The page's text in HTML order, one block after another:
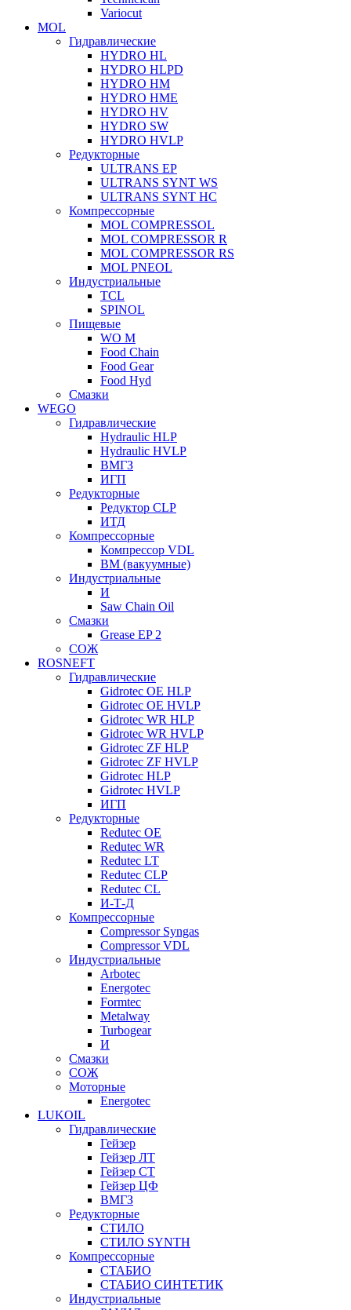
Variocut
MOL
Гидравлические
HYDRO HL
HYDRO HLPD
HYDRO HM
HYDRO HME
HYDRO HV
HYDRO SW
HYDRO HVLP
Редукторные
ULTRANS EP
ULTRANS SYNT WS
ULTRANS SYNT HC
Компрессорные
MOL COMPRESSOL
MOL COMPRESSOR R
MOL COMPRESSOR RS
MOL PNEOL
Индустриальные
TCL
SPINOL
Пищевые
WO M
Food Chain
Food Gear
Food Hyd
Смазки
WEGO
Гидравлические
Hydraulic HLP
Hydraulic HVLP
ВМГЗ
ИГП
Редукторные
Редуктор CLP
ИТД
Компрессорные
Компрессор VDL
ВМ (вакуумные)
Индустриальные
И
Saw Chain Oil
Смазки
Grease EP 2
СОЖ
ROSNEFT
Гидравлические
Gidrotec OE HLP
Gidrotec OE HVLP
Gidrotec WR HLP
Gidrotec WR HVLP
Gidrotec ZF HLP
Gidrotec ZF HVLP
Gidrotec HLP
Gidrotec HVLP
ИГП
Редукторные
Redutec OE
Redutec WR
Redutec LT
Redutec CLP
Redutec CL
И-Т-Д
Компрессорные
Compressor Syngas
Compressor VDL
Индустриальные
Arbotec
Energotec
Formtec
Metalway
Turbogear
И
Смазки
СОЖ
Моторные
Energotec
LUKOIL
Гидравлические
Гейзер
Гейзер ЛТ
Гейзер СТ
Гейзер ЦФ
ВМГЗ
Редукторные
СТИЛО
СТИЛО SYNTH
Компрессорные
СТАБИО
СТАБИО СИНТЕТИК
Индустриальные